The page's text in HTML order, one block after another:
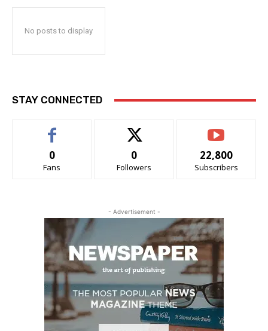
No posts to display
STAY CONNECTED
0
Fans
0
Followers
22,800
Subscribers
- Advertisement -